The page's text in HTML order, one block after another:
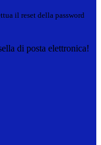
il reset della password
di posta elettronica!